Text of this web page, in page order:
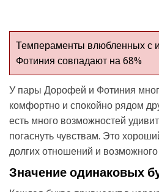
Темпераменты влюбленных с
Фотиния совпадают на 68%
У пары Дорофей и Фотиния
комфортно и спокойно рядом
есть много возможностей
погаснуть чувствам. Это
долгих отношений и возможного
Значение одинаковых